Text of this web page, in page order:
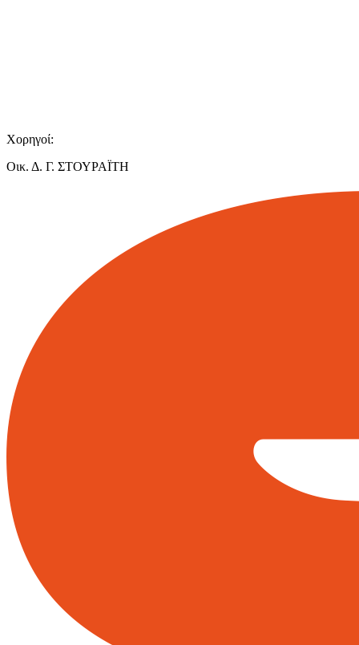
Χορηγοί:
Οικ. Δ. Γ. ΣΤΟΥΡΑΪΤΗ